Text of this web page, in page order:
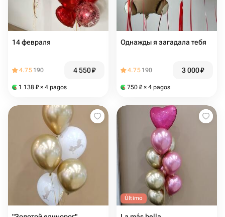
14 февраля
4.75 190 4 550₽
1 138 ₽ × 4 pagos
Однажды я загадала тебя
4.75 190 3 000₽
750 ₽ × 4 pagos
Último